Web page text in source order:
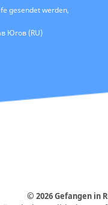
gesendet werden,
Югов (RU)
© 2026 Gefangen in